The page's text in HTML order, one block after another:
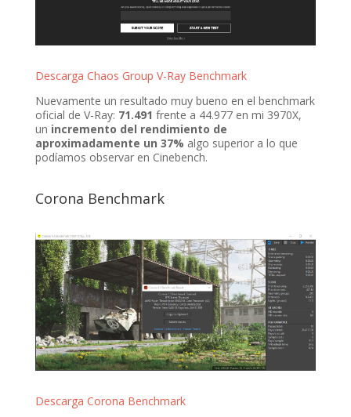
Descarga Chaos Group V-Ray Benchmark
Nuevamente un resultado muy bueno en el benchmark
oficial de V-Ray: 71.491 frente a 44.977 en mi 3970X,
un incremento del rendimiento de
aproximadamente un 37% algo superior a lo que
podíamos observar en Cinebench.
Corona Benchmark
Descarga Corona Benchmark